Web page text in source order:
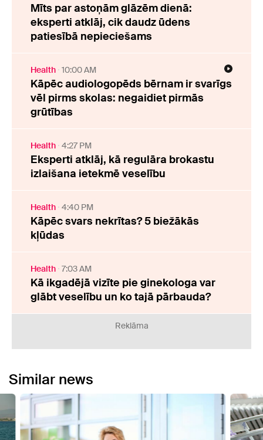
Mīts par astoņām glāzēm dienā:
eksperti atklāj, cik daudz ūdens
patiesībā nepieciešams
Health 10:00 AM
Kāpēc audiologopēds bērnam ir svarīgs
vēl pirms skolas: negaidiet pirmās
grūtības
Health 4:27 PM
Eksperti atklāj, kā regulāra brokastu
izlaišana ietekmē veselību
Health 4:40 PM
Kāpēc svars nekrītas? 5 biežākās
kļūdas
Health 7:03 AM
Kā ikgadējā vizīte pie ginekologa var
glābt veselību un ko tajā pārbauda?
Reklāma
Similar news